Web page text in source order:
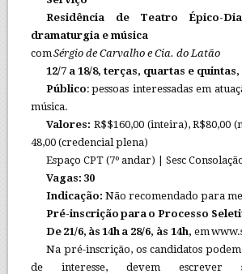
Residência de Teatro Épico-
dramaturgia e música
com Sérgio de Carvalho e Cia. do Latão
12/7 a 18/8, terças, quartas e quintas,
Público: pessoas interessadas em
música.
Valores:R$$160,00 (inteira), R$80,00
48,00 (credencial plena)
Espaço CPT (7º andar) | Sesc
Vagas: 30
Indicação: Não recomendado para
Pré-inscrição para o Processo
De 21/6, às 14h a 28/6, às 14h,em
Na pré-inscrição, os candidatos
de interesse, devem